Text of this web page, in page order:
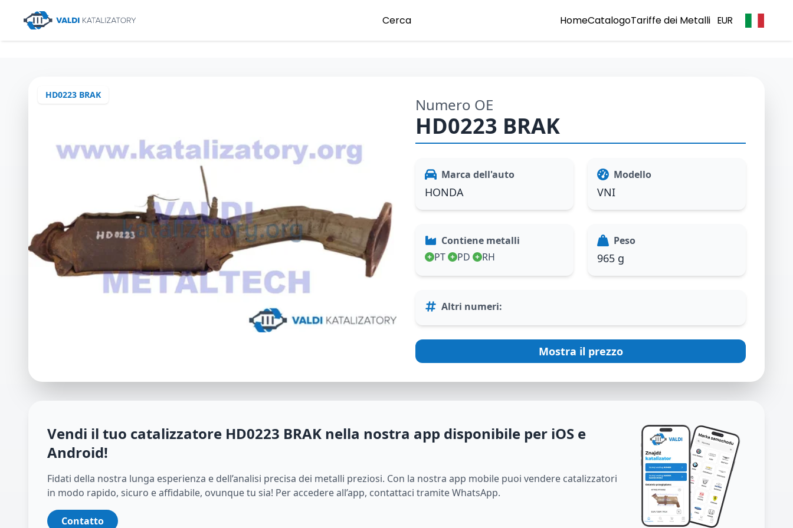
Cerca HomeCatalogoTariffe dei Metalli EUR
HD0223 BRAK
Numero OE
HD0223 BRAK
Marca dell'auto
HONDA
Modello
VNI
Contiene metalli
PT
PD RH
Peso
965 g
Altri numeri:
Mostra il prezzo
Vendi il tuo catalizzatore HD0223 BRAK nella nostra app disponibile per iOS e
Android!
Fidati della nostra lunga esperienza e dell’analisi precisa dei metalli preziosi. Con la nostra app mobile puoi vendere catalizzatori
in modo rapido, sicuro e affidabile, ovunque tu sia! Per accedere all’app, contattaci tramite WhatsApp.
Contatto